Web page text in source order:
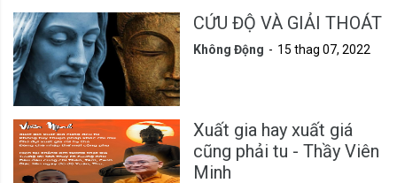
CỨU ĐỘ VÀ GIẢI THOÁT
Không Động 15 thag 07, 2022
Xuất gia hay xuất giá
cũng phải tu - Thầy Viên
Minh